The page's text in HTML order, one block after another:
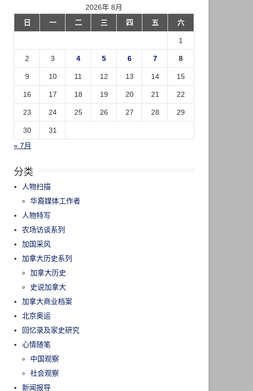
2026年 8月
日
一 二 三 四 五 六
1
2 3 4 5 6 7 8
9 10 11 12 13 14 15
16 17 18 19 20 21 22
23 24 25 26 27 28 29
30
31
« 7月
分类
人物扫描
华裔媒体工作者
人物特写
农场访谈系列
加国采风
加拿大历史系列
加拿大历史
史说加拿大
加拿大商业档案
北京奥运
回忆录及家史研究
心情随笔
中国观察
社会观察
新闻报导